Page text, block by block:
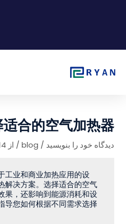
合的空气加热器
دیدگاه‌ خود را بنویسید /
blog / از
工业和商业加热应用的设
解决方案。选择适合的空气
果，还影响到能源消耗和设
导您如何根据不同需求选择